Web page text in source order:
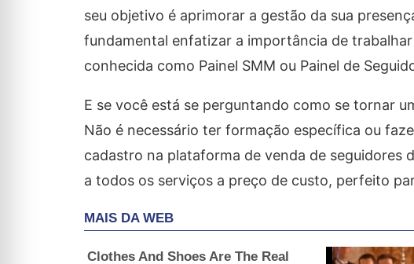
seu objetivo é aprimorar a gestão da sua
fundamental enfatizar a importância de
conhecida como Painel SMM ou Painel de
E se você está se perguntando como se tornar
Não é necessário ter formação específica ou
cadastro na plataforma de venda de seguidores
a todos os serviços a preço de custo, perfeito